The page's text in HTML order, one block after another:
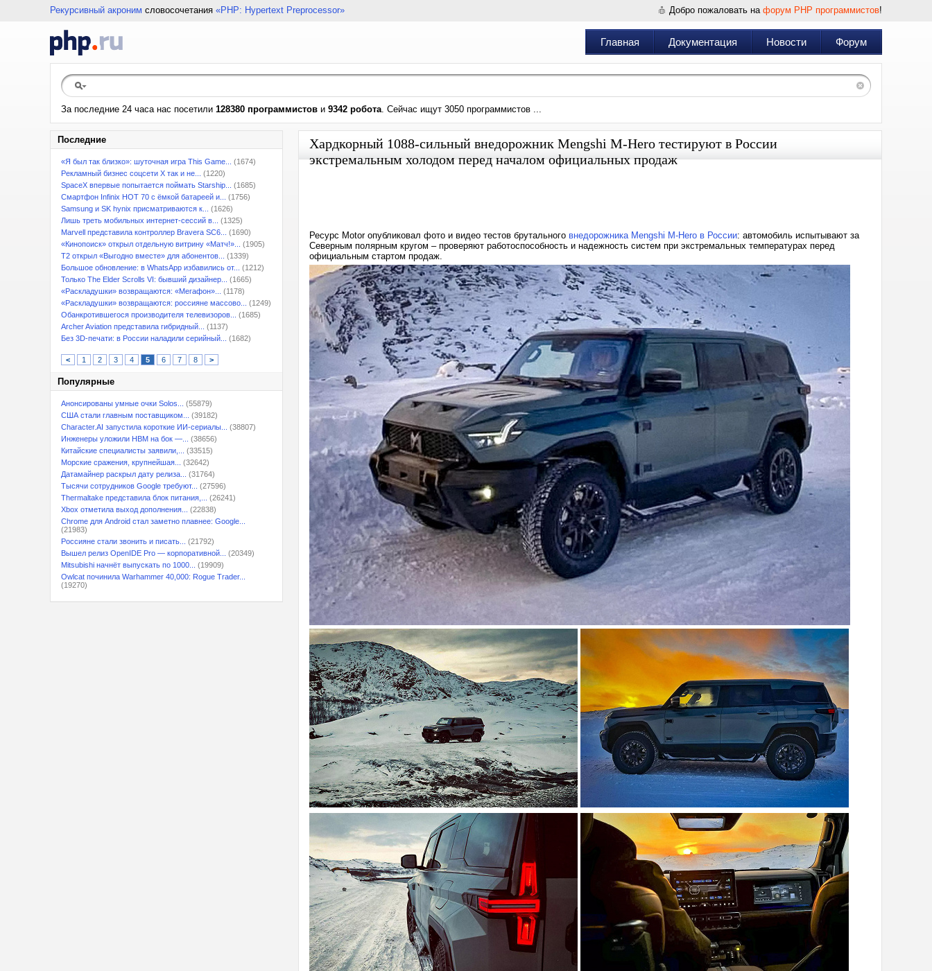
Рекурсивный акроним словосочетания «PHP: Hypertext Preprocessor» Добро пожаловать на форум PHP программистов!
Главная Документация Новости Форум
За последние 24 часа нас посетили 128380 программистов и 9342 робота. Сейчас ищут 3050 программистов ...
Последние
«Я был так близко»: шуточная игра This Game...
(1674)
Рекламный бизнес соцсети X так и не...
(1220)
SpaceX впервые попытается поймать Starship...
(1685)
Смартфон Infinix HOT 70 с ёмкой батареей и...
(1756)
Samsung и SK hynix присматриваются к...
(1626)
Лишь треть мобильных интернет-сессий в...
(1325)
Marvell представила контроллер Bravera SC6...
(1690)
«Кинопоиск» открыл отдельную витрину «Матч!»...
(1905)
T2 открыл «Выгодно вместе» для абонентов...
(1339)
Большое обновление: в WhatsApp избавились от...
(1212)
Только The Elder Scrolls VI: бывший дизайнер...
(1665)
«Раскладушки» возвращаются: «Мегафон»...
(1178)
«Раскладушки» возвращаются: россияне массово...
(1249)
Обанкротившегося производителя телевизоров...
(1685)
Archer Aviation представила гибридный...
(1137)
Без 3D-печати: в России наладили серийный...
(1682)
< 1 2 3 4 5 6 7 8 >
Популярные
Анонсированы умные очки Solos...
(55879)
США стали главным поставщиком...
(39182)
Character.AI запустила короткие ИИ-сериалы...
(38807)
Инженеры уложили HBM на бок —...
(38656)
Китайские специалисты заявили,...
(33515)
Морские сражения, крупнейшая...
(32642)
Датамайнер раскрыл дату релиза...
(31764)
Тысячи сотрудников Google требуют...
(27596)
Thermaltake представила блок питания,...
(26241)
Xbox отметила выход дополнения...
(22838)
Chrome для Android стал заметно плавнее: Google...
(21983)
Россияне стали звонить и писать...
(21792)
Вышел релиз OpenIDE Pro — корпоративной...
(20349)
Mitsubishi начнёт выпускать по 1000...
(19909)
Owlcat починила Warhammer 40,000: Rogue Trader...
(19270)
Хардкорный 1088-сильный внедорожник Mengshi M-Hero тестируют в России
экстремальным холодом перед началом официальных продаж
Ресурс Motor опубликовал фото и видео тестов брутального внедорожника Mengshi M-Hero в России: автомобиль испытывают за
Северным полярным кругом – проверяют работоспособность и надежность систем при экстремальных температурах перед
официальным стартом продаж.